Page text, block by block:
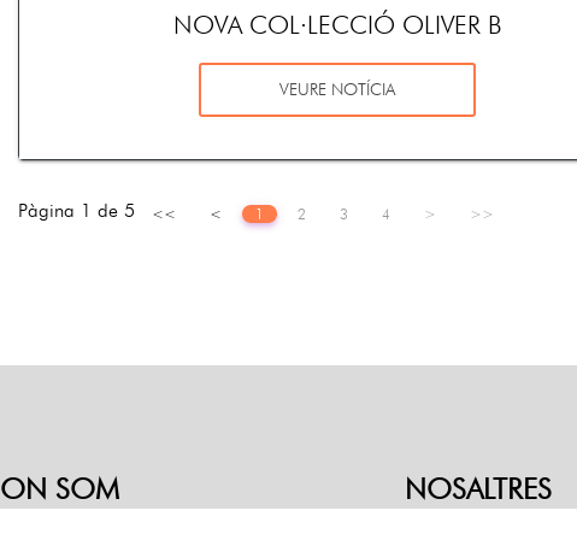
NOVA COL·LECCIÓ OLIVER B
VEURE NOTÍCIA
Pàgina 1 de 5 << < 1 2 3 4 > >>
ON SOM NOSALTRES